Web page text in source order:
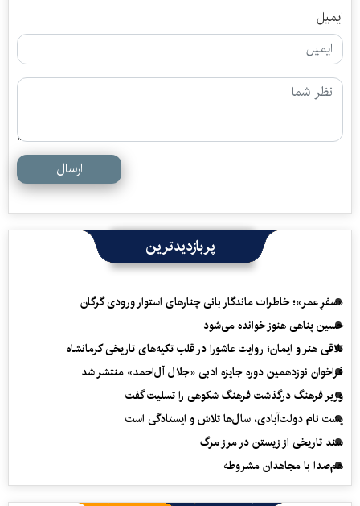
ایمیل
ارسال
پربازدیدترین
«سفرِ عمر»؛ خاطرات ماندگار بانی چنارهای استوار ورودی گرگان
حسین پناهی هنوز خوانده می‌شود
تلاقی هنر و ایمان؛ روایت عاشورا در قلب تکیه‌های تاریخی کرمانشاه
فراخوان نوزدهمین دوره جایزه ادبی «جلال آل‌احمد» منتشر شد
وزیر فرهنگ درگذشت فرهنگ شکوهی را تسلیت گفت
پشت نام دولت‌آبادی، سال‌ها تلاش و ایستادگی است
سند تاریخی از زیستن در مرز مرگ
هم‌صدا با مجاهدان مشروطه